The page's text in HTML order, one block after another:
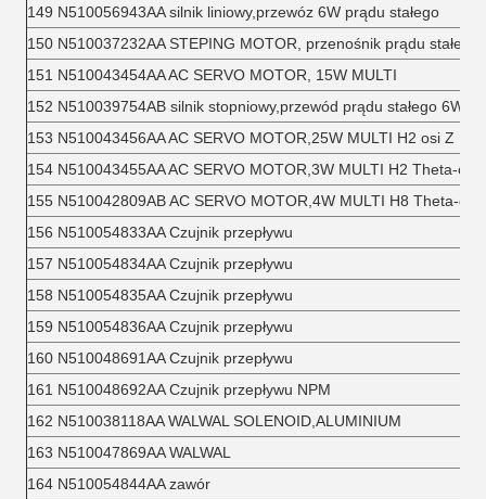
149 N510056943AA silnik liniowy,przewóz 6W prądu stałego
150 N510037232AA STEPING MOTOR, przenośnik prądu stałego
151 N510043454AA AC SERVO MOTOR, 15W MULTI
152 N510039754AB silnik stopniowy,przewód prądu stałego 6W
153 N510043456AA AC SERVO MOTOR,25W MULTI H2 osi Z
154 N510043455AA AC SERVO MOTOR,3W MULTI H2 Theta-oś
155 N510042809AB AC SERVO MOTOR,4W MULTI H8 Theta-oś
156 N510054833AA Czujnik przepływu
157 N510054834AA Czujnik przepływu
158 N510054835AA Czujnik przepływu
159 N510054836AA Czujnik przepływu
160 N510048691AA Czujnik przepływu
161 N510048692AA Czujnik przepływu NPM
162 N510038118AA WALWAL SOLENOID,ALUMINIUM
163 N510047869AA WALWAL
164 N510054844AA zawór